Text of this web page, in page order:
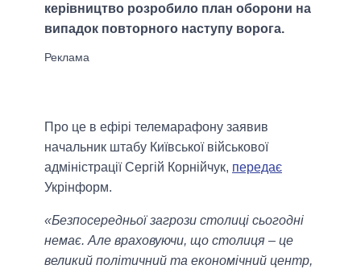
керівництво розробило план оборони на
випадок повторного наступу ворога.
Про це в ефірі телемарафону заявив
начальник штабу Київської військової
адміністрації Сергій Корнійчук, передає
Укрінформ.
«Безпосередньої загрози столиці сьогодні
немає. Але враховуючи, що столиця – це
великий політичний та економічний центр,